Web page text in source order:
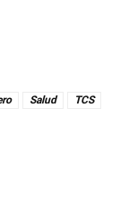
Salud TCS